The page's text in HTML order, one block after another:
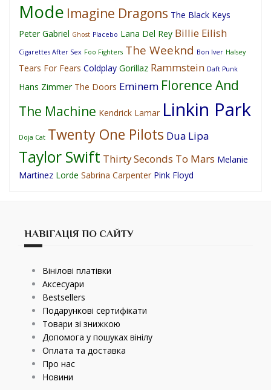
Mode Imagine Dragons The Black Keys
Peter Gabriel Ghost Placebo Lana Del Rey Billie Eilish
Cigarettes After Sex Foo Fighters The Weeknd Bon Iver Halsey
Tears For Fears Coldplay Gorillaz Rammstein Daft Punk
Hans Zimmer The Doors Eminem Florence And
The Machine Kendrick Lamar Linkin Park
Doja Cat Twenty One Pilots Dua Lipa
Taylor Swift Thirty Seconds To Mars Melanie
Martinez Lorde Sabrina Carpenter Pink Floyd
НАВІГАЦІЯ ПО САЙТУ
Вінілові платівки
Аксесуари
Bestsellers
Подарункові сертифікати
Товари зі знижкою
Допомога у пошуках вінілу
Оплата та доставка
Про нас
Новини